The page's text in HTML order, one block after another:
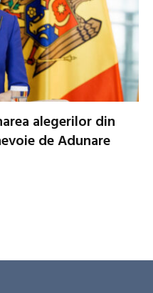
alegerilor din
de Adunare